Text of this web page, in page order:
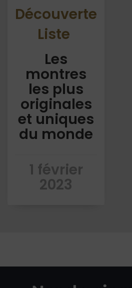
Découverte
Liste
Les
montres
les plus
originales
et uniques
du monde
1 février
2023